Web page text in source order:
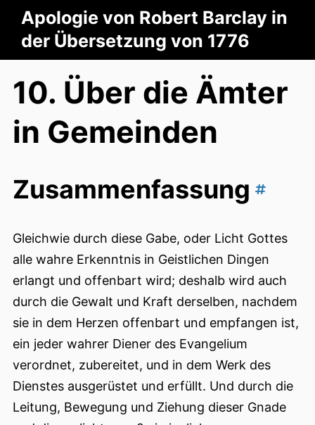
Apologie von Robert Barclay in
der Übersetzung von 1776
10. Über die Ämter
in Gemeinden
Zusammenfassung
Gleichwie durch diese Gabe, oder Licht Gottes
alle wahre Erkenntnis in Geistlichen Dingen
erlangt und offenbart wird; deshalb wird auch
durch die Gewalt und Kraft derselben, nachdem
sie in dem Herzen offenbart und empfangen ist,
ein jeder wahrer Diener des Evangelium
verordnet, zubereitet, und in dem Werk des
Dienstes ausgerüstet und erfüllt. Und durch die
Leitung, Bewegung und Ziehung dieser Gnade